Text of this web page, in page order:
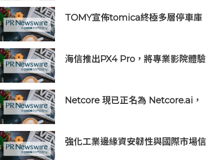
好禮｜召集Foodie率先試食星級酒店
自助餐
TOMY宣佈tomica終極多層停車庫
海信推出PX4 Pro，將專業影院體驗
Netcore 現已正名為 Netcore.ai，
強化工業邊緣資安韌性與國際市場信